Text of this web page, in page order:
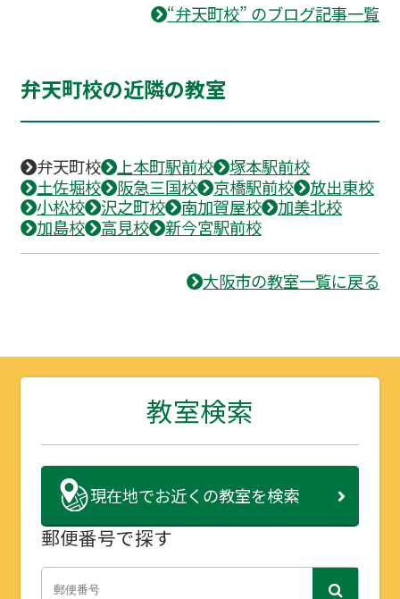
“弁天町校” のブログ記事一覧
弁天町校の近隣の教室
弁天町校 上本町駅前校
塚本駅前校
土佐堀校
阪急三国校 京橋駅前校
放出東校
小松校
沢之町校 南加賀屋校
加美北校
加島校
高見校 新今宮駅前校
大阪市の教室一覧に戻る
教室検索
現在地でお近くの教室を検索
郵便番号で探す